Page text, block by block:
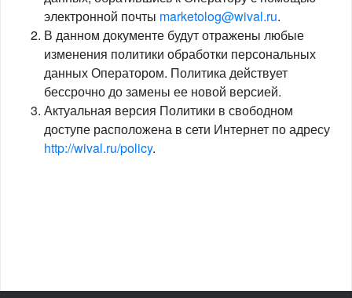
электронной почты marketolog@wival.ru.
В данном документе будут отражены любые
изменения политики обработки персональных
данных Оператором. Политика действует
бессрочно до замены ее новой версией.
Актуальная версия Политики в свободном
доступе расположена в сети Интернет по адресу
http://wival.ru/policy.